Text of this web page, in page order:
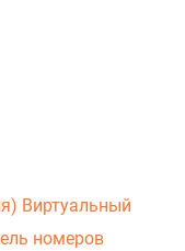
Виртуальный
номеров